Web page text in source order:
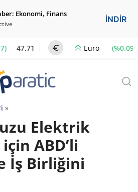
Ekonomi, Finans
İNDİR
47.71 Euro (%0.09)
»
Elektrik
ABD’li
İş Birliğini